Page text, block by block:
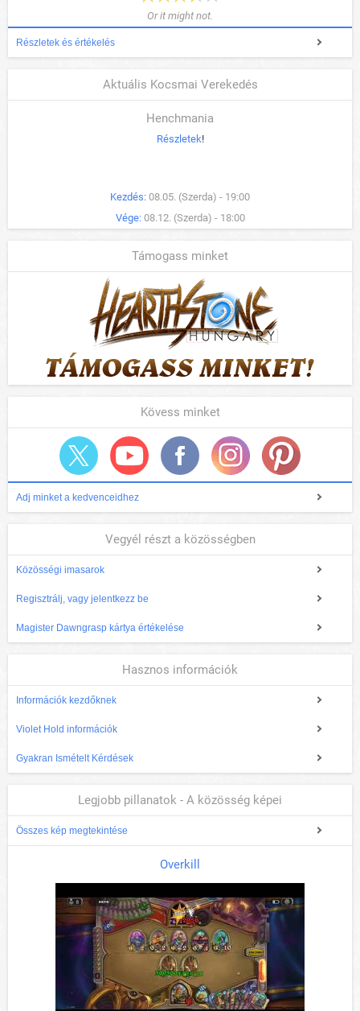
Or it might not.
Részletek és értékelés
Aktuális Kocsmai Verekedés
Henchmania
Részletek!
Kezdés: 08.05. (Szerda) - 19:00
Vége: 08.12. (Szerda) - 18:00
Támogass minket
Kövess minket
Adj minket a kedvenceidhez
Vegyél részt a közösségben
Közösségi imasarok
Regisztrálj, vagy jelentkezz be
Magister Dawngrasp kártya értékelése
Hasznos információk
Információk kezdőknek
Violet Hold információk
Gyakran Ismételt Kérdések
Legjobb pillanatok - A közösség képei
Összes kép megtekintése
Overkill